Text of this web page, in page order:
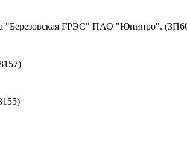
"Березовская ГРЭС" ПАО "Юнипро".